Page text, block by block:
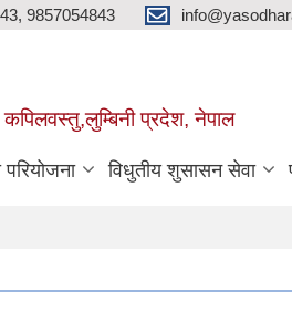
9857054843
कपिलवस्तु,लुम्बिनी प्रदेश, नेपाल
विधुतीय शुसासन सेवा